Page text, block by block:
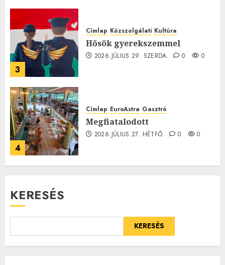
3
Címlap Közszolgálati Kultúra
Hősök gyerekszemmel
2026.JÚLIUS.29. SZERDA. 0 0
4
Címlap EuroAstra Gasztró
Megfiatalodott
2026.JÚLIUS.27. HÉTFŐ. 0 0
KERESÉS
KERESÉS